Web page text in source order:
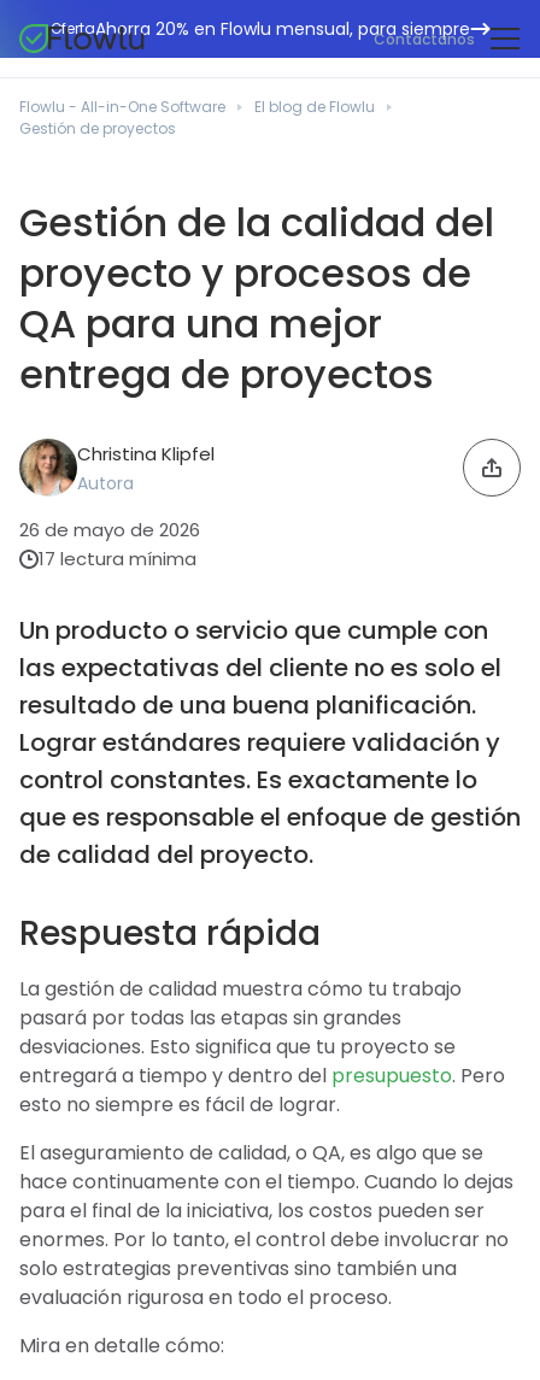
OfertaAhorra 20% en Flowlu mensual, para siempre
Contáctanos
Gestión de proyectos
Facturación en línea
Automatización del flujo de trabajo
Herramientas de colaboración
Gestión financiera
Proyectos ágiles
Base de conocimientos
Agencias de marketing
Departamentos de TI
Profesionales legales
Instituciones educativas
Empresas manufactureras
Pequeños negocios
Organizadores de eventos
Centro de ayuda
Blog Flowlu
Estudios de caso
Guías
Plantillas
Herramientas gratuitas
English
Português
Español
Flowlu - All-in-One Software
El blog de Flowlu
Gestión de proyectos
Gestión de la calidad del
proyecto y procesos de
QA para una mejor
entrega de proyectos
Christina Klipfel
Autora
26 de mayo de 2026
17 lectura mínima
Un producto o servicio que cumple con
las expectativas del cliente no es solo el
resultado de una buena planificación.
Lograr estándares requiere validación y
control constantes. Es exactamente lo
que es responsable el enfoque de gestión
de calidad del proyecto.
Respuesta rápida
La gestión de calidad muestra cómo tu trabajo
pasará por todas las etapas sin grandes
desviaciones. Esto significa que tu proyecto se
entregará a tiempo y dentro del presupuesto. Pero
esto no siempre es fácil de lograr.
El aseguramiento de calidad, o QA, es algo que se
hace continuamente con el tiempo. Cuando lo dejas
para el final de la iniciativa, los costos pueden ser
enormes. Por lo tanto, el control debe involucrar no
solo estrategias preventivas sino también una
evaluación rigurosa en todo el proceso.
Mira en detalle cómo: